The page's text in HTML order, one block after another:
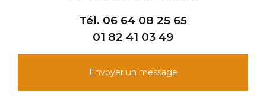
Tél. 06 64 08 25 65
01 82 41 03 49
Envoyer un message